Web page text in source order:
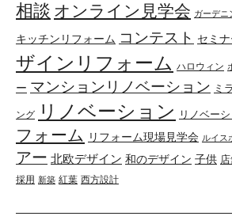
相談 オンライン見学会 ガーデニ
キッチンリフォーム コンテスト セミナ
ザインリフォーム ハロウィン
ー マンションリノベーション ミ
ング リノベーション リノベー
フォーム リフォーム現場見学会 ルイス
アー 北欧デザイン 和のデザイン 子供
採用 新築 紅葉 西方設計